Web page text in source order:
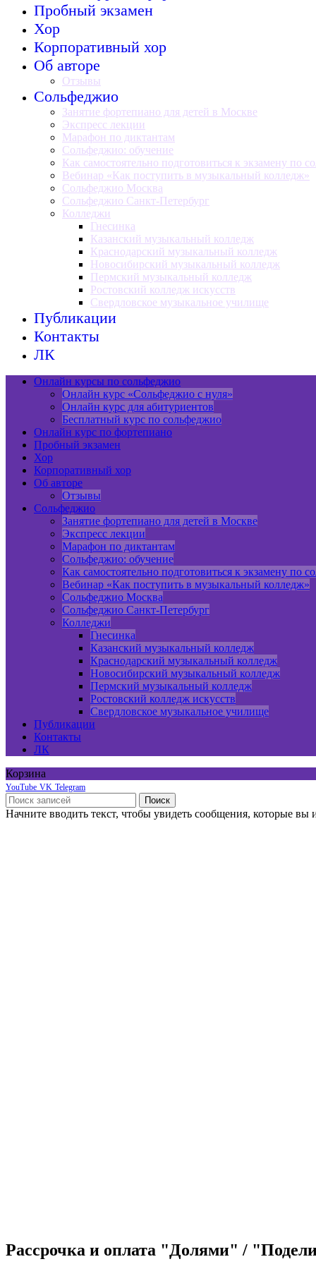
Пробный экзамен
Хор
Корпоративный хор
Об авторе
Отзывы
Сольфеджио
Занятие фортепиано для детей в Москве
Экспресс лекции
Марафон по диктантам
Сольфеджио: обучение
Как самостоятельно подготовиться к экзамену по
Вебинар «Как поступить в музыкальный колледж»
Сольфеджио Москва
Сольфеджио Санкт-Петербург
Колледжи
Гнесинка
Казанский музыкальный колледж
Краснодарский музыкальный колледж
Новосибирский музыкальный колледж
Пермский музыкальный колледж
Ростовский колледж искусств
Свердловское музыкальное училище
Публикации
Контакты
ЛК
Онлайн курсы по сольфеджио
Онлайн курс «Сольфеджио с нуля»
Онлайн курс для абитуриентов
Бесплатный курс по сольфеджио
Онлайн курс по фортепиано
Пробный экзамен
Хор
Корпоративный хор
Об авторе
Отзывы
Сольфеджио
Занятие фортепиано для детей в Москве
Экспресс лекции
Марафон по диктантам
Сольфеджио: обучение
Как самостоятельно подготовиться к экзамену по
Вебинар «Как поступить в музыкальный колледж»
Сольфеджио Москва
Сольфеджио Санкт-Петербург
Колледжи
Гнесинка
Казанский музыкальный колледж
Краснодарский музыкальный колледж
Новосибирский музыкальный колледж
Пермский музыкальный колледж
Ростовский колледж искусств
Свердловское музыкальное училище
Публикации
Контакты
ЛК
Корзина
YouTube VK Telegram
Поиск
Начните вводить текст, чтобы увидеть сообщения, которые вы
Рассрочка и оплата "Долями" /